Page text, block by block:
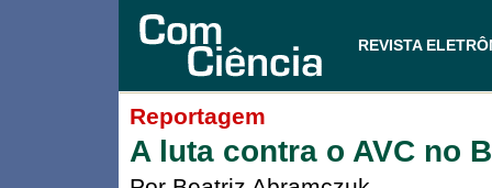
REVISTA
Reportagem
A luta contra o AVC no